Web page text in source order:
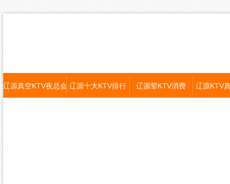
辽源真空KTV夜总会 辽源十大KTV排行 辽源荤KTV消费 辽源KTV